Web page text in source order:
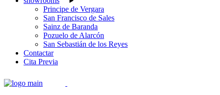
Principe de Vergara
San Francisco de Sales
Sainz de Baranda
Pozuelo de Alarcón
San Sebastián de los Reyes
Contactar
Cita Previa